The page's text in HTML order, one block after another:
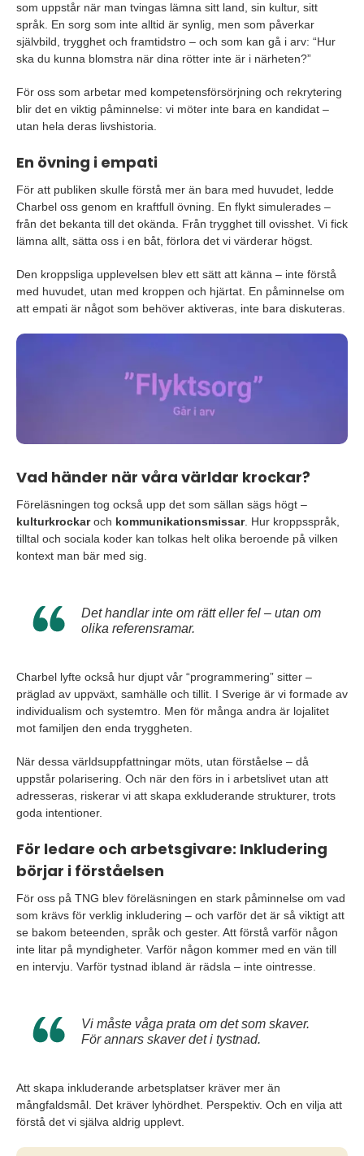
som uppstår när man tvingas lämna sitt land, sin kultur, sitt
språk. En sorg som inte alltid är synlig, men som påverkar
självbild, trygghet och framtidstro – och som kan gå i arv: “Hur
ska du kunna blomstra när dina rötter inte är i närheten?”
För oss som arbetar med kompetensförsörjning och rekrytering
blir det en viktig påminnelse: vi möter inte bara en kandidat –
utan hela deras livshistoria.
En övning i empati
För att publiken skulle förstå mer än bara med huvudet, ledde
Charbel oss genom en kraftfull övning. En flykt simulerades –
från det bekanta till det okända. Från trygghet till ovisshet. Vi fick
lämna allt, sätta oss i en båt, förlora det vi värderar högst.
Den kroppsliga upplevelsen blev ett sätt att känna – inte förstå
med huvudet, utan med kroppen och hjärtat. En påminnelse om
att empati är något som behöver aktiveras, inte bara diskuteras.
Vad händer när våra världar krockar?
Föreläsningen tog också upp det som sällan sägs högt –
kulturkrockaroch kommunikationsmissar. Hur kroppsspråk,
tilltal och sociala koder kan tolkas helt olika beroende på vilken
kontext man bär med sig.
Det handlar inte om rätt eller fel – utan om
olika referensramar.
Charbel lyfte också hur djupt vår “programmering” sitter –
präglad av uppväxt, samhälle och tillit. I Sverige är vi formade av
individualism och systemtro. Men för många andra är lojalitet
mot familjen den enda tryggheten.
När dessa världsuppfattningar möts, utan förståelse – då
uppstår polarisering. Och när den förs in i arbetslivet utan att
adresseras, riskerar vi att skapa exkluderande strukturer, trots
goda intentioner.
För ledare och arbetsgivare: Inkludering
börjar i förståelsen
För oss på TNG blev föreläsningen en stark påminnelse om vad
som krävs för verklig inkludering – och varför det är så viktigt att
se bakom beteenden, språk och gester. Att förstå varför någon
inte litar på myndigheter. Varför någon kommer med en vän till
en intervju. Varför tystnad ibland är rädsla – inte ointresse.
Vi måste våga prata om det som skaver.
För annars skaver det i tystnad.
Att skapa inkluderande arbetsplatser kräver mer än
mångfaldsmål. Det kräver lyhördhet. Perspektiv. Och en vilja att
förstå det vi själva aldrig upplevt.